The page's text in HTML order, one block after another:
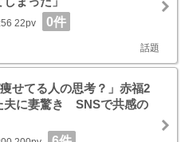
22pv 0件
話題
せてる人の思考？」赤福2
夫に妻驚き SNSで共感の